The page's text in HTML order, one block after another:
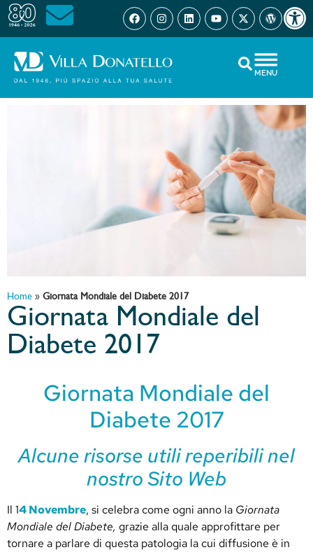
MENU
Home » Giornata Mondiale del Diabete 2017
Giornata Mondiale del
Diabete 2017
Giornata Mondiale del
Diabete 2017
Alcune risorse utili reperibili nel
nostro Sito Web
Il 14 Novembre, si celebra come ogni anno la Giornata
Mondiale del Diabete, grazie alla quale approfittare per
tornare a parlare di questa patologia la cui diffusione è in